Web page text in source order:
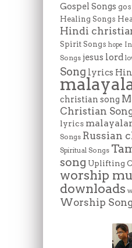
Gospel Songs
Healing Songs
Hindi
Spirit Songs hope
Songs jesus lord
Song lyrics
christian song
Christian
lyrics
Songs Russian
Spiritual Songs
song Uplifting
worship
downloads
Worship